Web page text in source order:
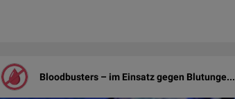
Bloodbusters – im Einsatz gegen Blutunge...